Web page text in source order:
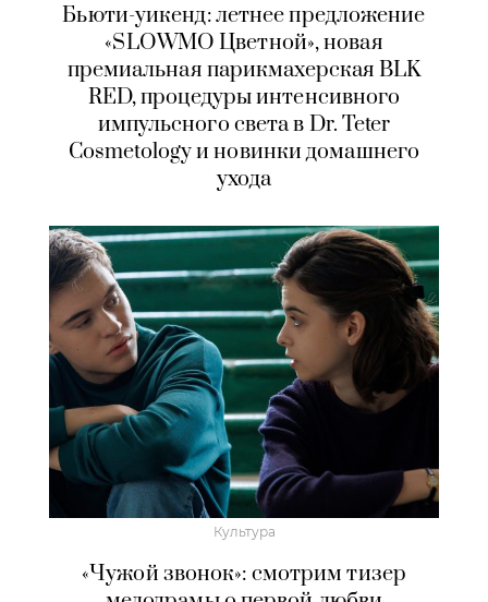
Бьюти-уикенд: летнее предложение
«SLOWMO Цветной», новая
премиальная парикмахерская BLK
RED, процедуры интенсивного
импульсного света в Dr. Teter
Cosmetology и новинки домашнего
ухода
Культура
«Чужой звонок»: смотрим тизер